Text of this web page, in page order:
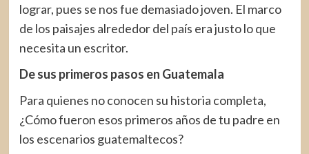
lograr, pues se nos fue demasiado joven. El marco
de los paisajes alrededor del país era justo lo que
necesita un escritor.
De sus primeros pasos en Guatemala
Para quienes no conocen su historia completa,
¿Cómo fueron esos primeros años de tu padre en
los escenarios guatemaltecos?